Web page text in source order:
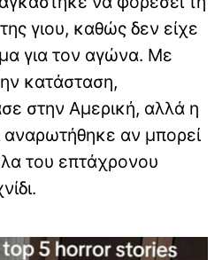
γιου, καθώς δεν είχε
για τον αγώνα. Με
κατάσταση,
στην Αμερική, αλλά η
αναρωτήθηκε αν μπορεί
του επτάχρονου